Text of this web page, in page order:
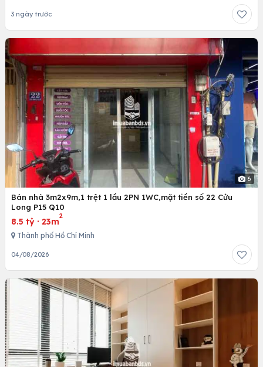
3 ngày trước
6
Bán nhà 3m2x9m,1 trệt 1 lầu 2PN 1WC,mặt tiền số 22 Cửu
Long P15 Q10
8.5 tỷ · 23m
2
Thành phố Hồ Chí Minh
04/08/2026